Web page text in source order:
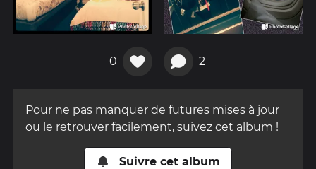
0 2
Pour ne pas manquer de futures mises à jour
ou le retrouver facilement, suivez cet album !
Suivre cet album